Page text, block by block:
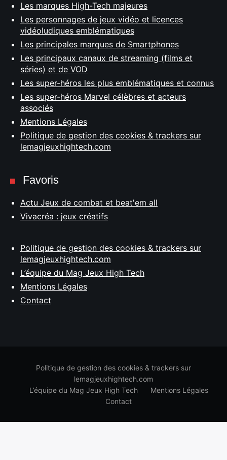
Les marques High-Tech majeures
Les personnages de jeux vidéo et licences
vidéoludiques emblématiques
Les principales marques de Smartphones
Les principaux canaux de streaming (films et
séries) et de VOD
Les super-héros les plus emblématiques et connus
Les super-héros Marvel célèbres et acteurs
associés
Mentions Légales
Politique de gestion des cookies & trackers sur
lemagjeuxhightech.com
Favoris
Actu Jeux de combat et beat'em all
Vivacréa : jeux créatifs
Politique de gestion des cookies & trackers sur
lemagjeuxhightech.com
L’équipe du Mag Jeux High Tech
Mentions Légales
Contact
Politique de gestion des cookies & trackers sur
lemagjeuxhightech.com
L’équipe du Mag Jeux High Tech
Mentions Légales
Contact